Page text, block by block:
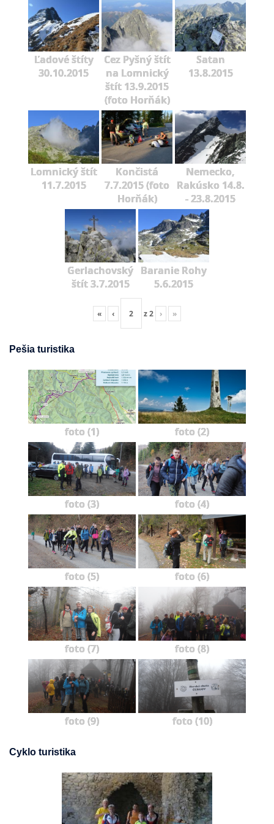
Ľadové štíty
30.10.2015
Cez Pyšný štít
na Lomnický
štít 13.9.2015
(foto Horňák)
Satan
13.8.2015
Lomnický štít
11.7.2015
Končistá
7.7.2015 (foto
Horňák)
Nemecko,
Rakúsko 14.8.
- 23.8.2015
Gerlachovský
štít 3.7.2015
Baranie Rohy
5.6.2015
« ‹ z2 › »
Pešia turistika
foto (1) foto (2)
foto (3) foto (4)
foto (5) foto (6)
foto (7) foto (8)
foto (9) foto (10)
Cyklo turistika